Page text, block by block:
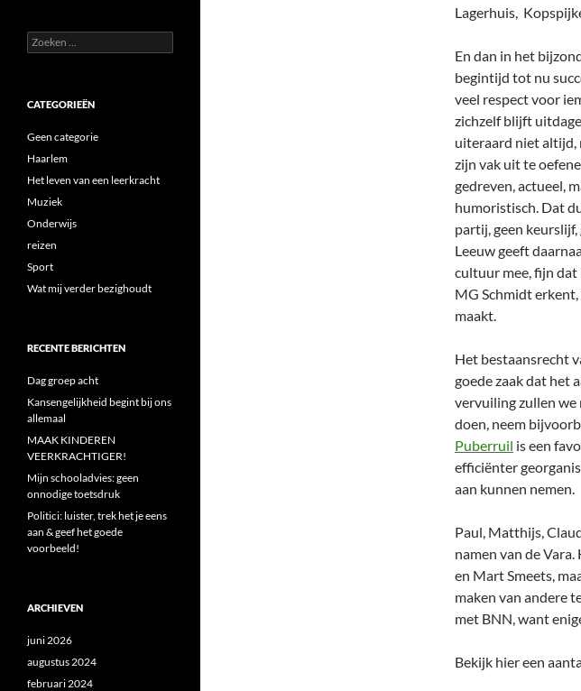
Lagerhuis,
En dan in het
begintijd tot nu
veel respect voor
zichzelf blijft
uiteraard niet altijd,
zijn vak uit te
gedreven, actueel,
humoristisch. Dat
partij, geen
Leeuw geeft
cultuur mee, fijn dat
MG Schmidt
maakt.
Het bestaansrecht
goede zaak dat het
vervuiling zullen we
doen, neem
Puberruil is een
efficiënter
aan kunnen nemen.
Paul, Matthijs,
namen van de
en Mart Smeets,
maken van andere
met BNN, want
Bekijk hier een
Zoeken
naar:
CATEGORIEËN
Geen categorie
Haarlem
Het leven van een leerkracht
Muziek
Onderwijs
reizen
Sport
Wat mij verder bezighoudt
RECENTE BERICHTEN
Dag groep acht
Kansengelijkheid begint bij ons
allemaal
MAAK KINDEREN
VEERKRACHTIGER!
Mijn schooladvies: geen
onnodige toetsdruk
Politici: luister, trek het je eens
aan & geef het goede
voorbeeld!
ARCHIEVEN
juni 2026
augustus 2024
februari 2024